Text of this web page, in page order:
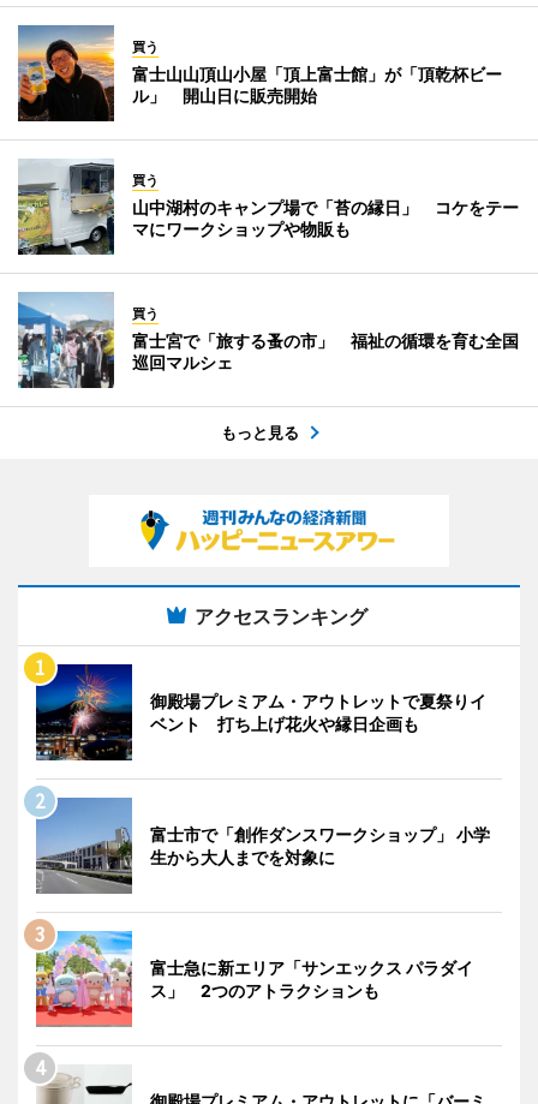
買う
富士山山頂山小屋「頂上富士館」が「頂乾杯ビー
ル」 開山日に販売開始
買う
山中湖村のキャンプ場で「苔の縁日」 コケをテー
マにワークショップや物販も
買う
富士宮で「旅する蚤の市」 福祉の循環を育む全国
巡回マルシェ
もっと見る
アクセスランキング
御殿場プレミアム・アウトレットで夏祭りイ
ベント 打ち上げ花火や縁日企画も
富士市で「創作ダンスワークショップ」 小学
生から大人までを対象に
富士急に新エリア「サンエックス パラダイ
ス」 2つのアトラクションも